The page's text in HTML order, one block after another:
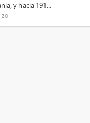
y hacia 191...